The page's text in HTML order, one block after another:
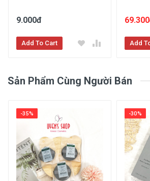
Chì Kẻ Mày
Giao hàng toàn quốc
Hỗ trợ miễn phí vận chuyển *
Thanh toán khi nhận hàng
9.000đ
Add To Cart Add
Sản Phẩm Cùng Người Bán
-35% -30%